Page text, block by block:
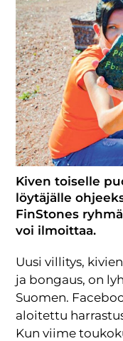
Kiven toiselle
löytäjälle
FinStones
voi ilmoittaa.
Uusi villitys,
ja bongaus, on
Suomen.
aloitettu
Kun viime